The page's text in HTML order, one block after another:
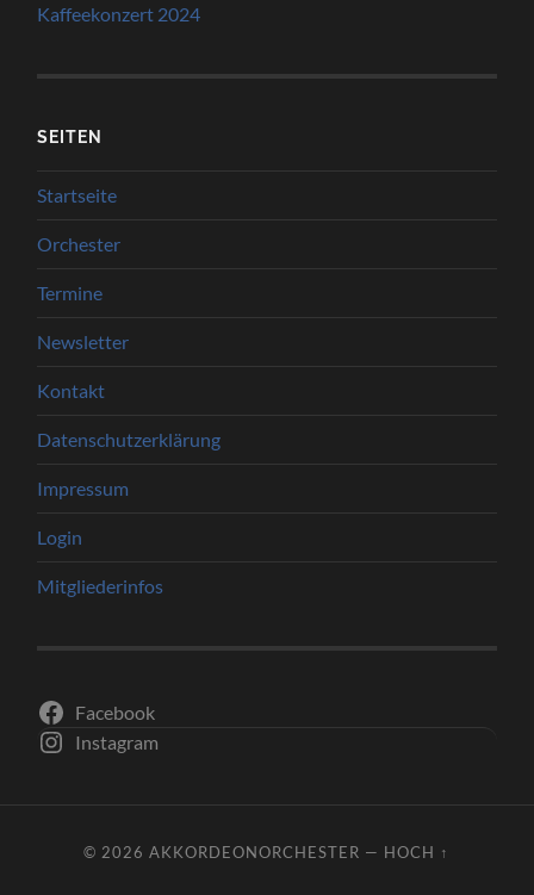
Kaffeekonzert 2024
SEITEN
Startseite
Orchester
Termine
Newsletter
Kontakt
Datenschutzerklärung
Impressum
Login
Mitgliederinfos
Facebook
Instagram
© 2026AKKORDEONORCHESTER — HOCH ↑